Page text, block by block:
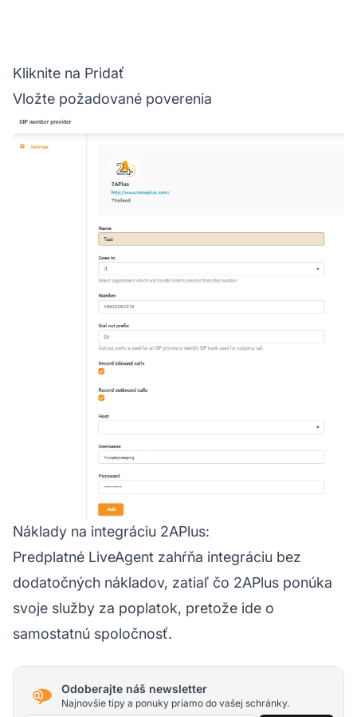
Kliknite na Pridať
Vložte požadované poverenia
Náklady na integráciu 2APlus:
Predplatné LiveAgent zahŕňa integráciu bez
dodatočných nákladov, zatiaľ čo 2APlus ponúka
svoje služby za poplatok, pretože ide o
samostatnú spoločnosť.
Odoberajte náš newsletter
Najnovšie tipy a ponuky priamo do vašej schránky.